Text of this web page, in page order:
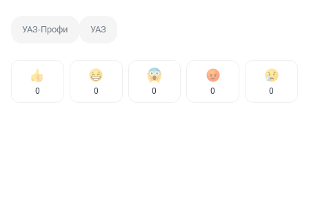
УАЗ-Профи УАЗ
0 0 0 0 0